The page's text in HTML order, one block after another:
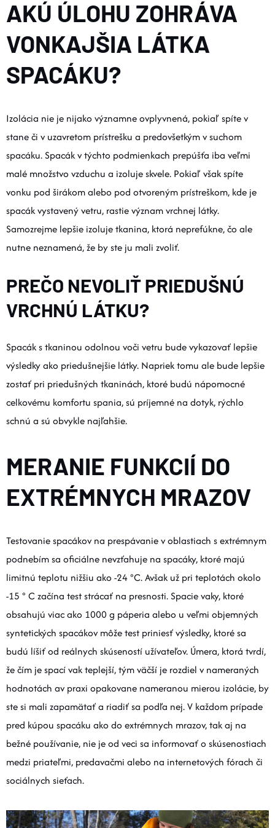
AKÚ ÚLOHU ZOHRÁVA
VONKAJŠIA LÁTKA
SPACÁKU?
Izolácia nie je nijako významne ovplyvnená, pokiaľ spíte v
stane či v uzavretom prístrešku a predovšetkým v suchom
spacáku. Spacák v týchto podmienkach prepúšťa iba veľmi
malé množstvo vzduchu a izoluje skvele. Pokiaľ však spíte
vonku pod širákom alebo pod otvoreným prístreškom, kde je
spacák vystavený vetru, rastie význam vrchnej látky.
Samozrejme lepšie izoluje tkanina, ktorá neprefúkne, čo ale
nutne neznamená, že by ste ju mali zvoliť.
PREČO NEVOLIŤ PRIEDUŠNÚ
VRCHNÚ LÁTKU?
Spacák s tkaninou odolnou voči vetru bude vykazovať lepšie
výsledky ako priedušnejšie látky. Napriek tomu ale bude lepšie
zostať pri priedušných tkaninách, ktoré budú nápomocné
celkovému komfortu spania, sú príjemné na dotyk, rýchlo
schnú a sú obvykle najľahšie.
MERANIE FUNKCIÍ DO
EXTRÉMNYCH MRAZOV
Testovanie spacákov na prespávanie v oblastiach s extrémnym
podnebím sa oficiálne nevzťahuje na spacáky, ktoré majú
limitnú teplotu nižšiu ako -24 °C. Avšak už pri teplotách okolo
-15 ° C začína test strácať na presnosti. Spacie vaky, ktoré
obsahujú viac ako 1000 g páperia alebo u veľmi objemných
syntetických spacákov môže test priniesť výsledky, ktoré sa
budú líšiť od reálnych skúseností užívateľov. Úmera, ktorá tvrdí,
že čím je spací vak teplejší, tým väčší je rozdiel v nameraných
hodnotách av praxi opakovane nameranou mierou izolácie, by
ste si mali zapamätať a riadiť sa podľa nej. V každom prípade
pred kúpou spacáku ako do extrémnych mrazov, tak aj na
bežné používanie, nie je od veci sa informovať o skúsenostiach
medzi priateľmi, predavačmi alebo na internetových fórach či
sociálnych sieťach.